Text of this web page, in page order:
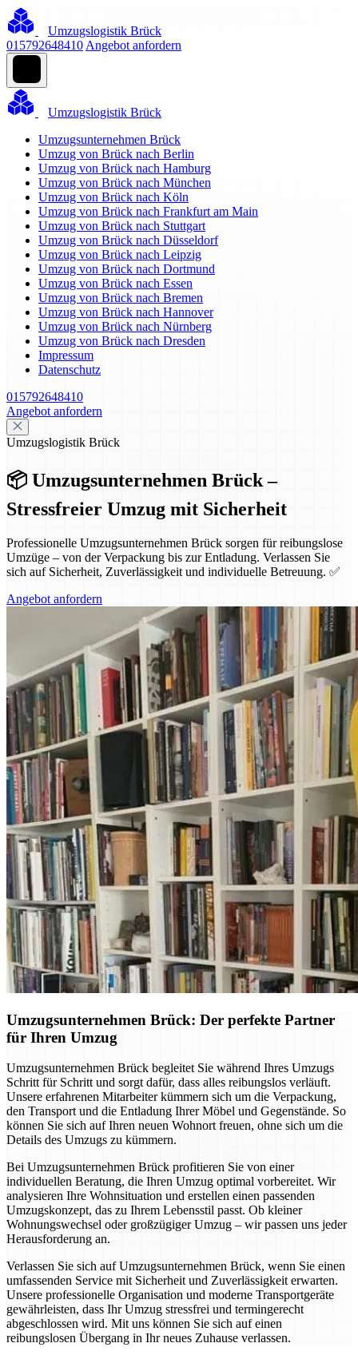
Umzugslogistik Brück
015792648410 Angebot anfordern
Umzugslogistik Brück
Umzugsunternehmen Brück
Umzug von Brück nach Berlin
Umzug von Brück nach Hamburg
Umzug von Brück nach München
Umzug von Brück nach Köln
Umzug von Brück nach Frankfurt am Main
Umzug von Brück nach Stuttgart
Umzug von Brück nach Düsseldorf
Umzug von Brück nach Leipzig
Umzug von Brück nach Dortmund
Umzug von Brück nach Essen
Umzug von Brück nach Bremen
Umzug von Brück nach Hannover
Umzug von Brück nach Nürnberg
Umzug von Brück nach Dresden
Impressum
Datenschutz
015792648410
Angebot anfordern
Umzugslogistik Brück
📦 Umzugsunternehmen Brück –
Stressfreier Umzug mit Sicherheit
Professionelle Umzugsunternehmen Brück sorgen für reibungslose
Umzüge – von der Verpackung bis zur Entladung. Verlassen Sie
sich auf Sicherheit, Zuverlässigkeit und individuelle Betreuung. ✅
Angebot anfordern
Umzugsunternehmen Brück: Der perfekte Partner
für Ihren Umzug
Umzugsunternehmen Brück begleitet Sie während Ihres Umzugs
Schritt für Schritt und sorgt dafür, dass alles reibungslos verläuft.
Unsere erfahrenen Mitarbeiter kümmern sich um die Verpackung,
den Transport und die Entladung Ihrer Möbel und Gegenstände. So
können Sie sich auf Ihren neuen Wohnort freuen, ohne sich um die
Details des Umzugs zu kümmern.
Bei Umzugsunternehmen Brück profitieren Sie von einer
individuellen Beratung, die Ihren Umzug optimal vorbereitet. Wir
analysieren Ihre Wohnsituation und erstellen einen passenden
Umzugskonzept, das zu Ihrem Lebensstil passt. Ob kleiner
Wohnungswechsel oder großzügiger Umzug – wir passen uns jeder
Herausforderung an.
Verlassen Sie sich auf Umzugsunternehmen Brück, wenn Sie einen
umfassenden Service mit Sicherheit und Zuverlässigkeit erwarten.
Unsere professionelle Organisation und moderne Transportgeräte
gewährleisten, dass Ihr Umzug stressfrei und termingerecht
abgeschlossen wird. Mit uns können Sie sich auf einen
reibungslosen Übergang in Ihr neues Zuhause verlassen.